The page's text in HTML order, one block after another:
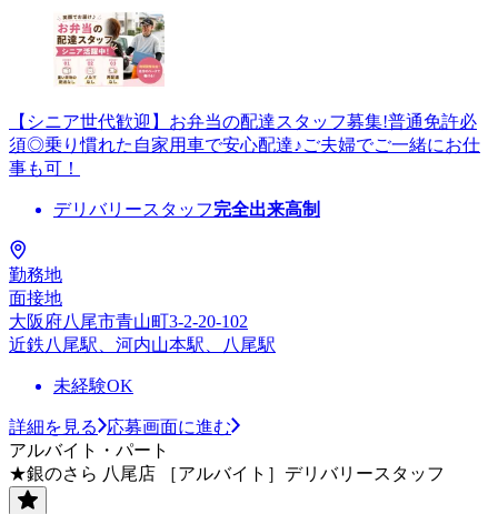
【シニア世代歓迎】お弁当の配達スタッフ募集!普通免許必
須◎乗り慣れた自家用車で安心配達♪ご夫婦でご一緒にお仕
事も可！
デリバリースタッフ完全出来高制
勤務地
面接地
大阪府八尾市青山町3-2-20-102
近鉄八尾駅、河内山本駅、八尾駅
未経験OK
詳細を見る
応募画面に進む
アルバイト・パート
★銀のさら 八尾店 ［アルバイト］デリバリースタッフ